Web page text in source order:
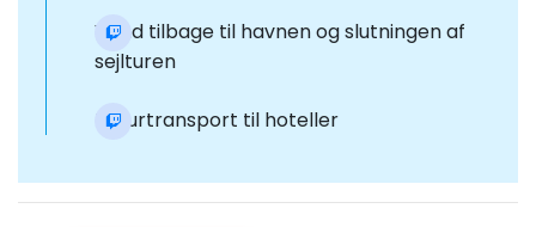
Vend tilbage til havnen og slutningen af
sejlturen
Returtransport til hoteller